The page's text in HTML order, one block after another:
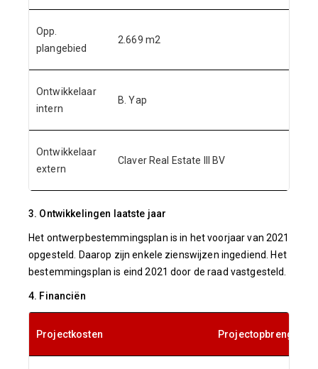
Opp.
plangebied
2.669 m2
Ontwikkelaar
intern
B. Yap
Ontwikkelaar
extern
Claver Real Estate III BV
3. Ontwikkelingen laatste jaar
Het ontwerpbestemmingsplan is in het voorjaar van 2021
opgesteld. Daarop zijn enkele zienswijzen ingediend. Het
bestemmingsplan is eind 2021 door de raad vastgesteld.
4. Financiën
Projectkosten Projectopbrengsten